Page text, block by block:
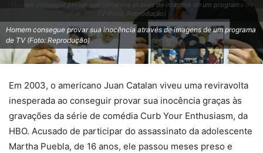
Homem consegue provar sua inocência através de imagens de um programa de
TV (Foto: Reprodução)
Homem consegue provar sua inocência através de imagens de um programa
de TV (Foto: Reprodução)
Em 2003, o americano Juan Catalan viveu uma reviravolta
inesperada ao conseguir provar sua inocência graças às
gravações da série de comédia Curb Your Enthusiasm, da
HBO. Acusado de participar do assassinato da adolescente
Martha Puebla, de 16 anos, ele passou meses preso e